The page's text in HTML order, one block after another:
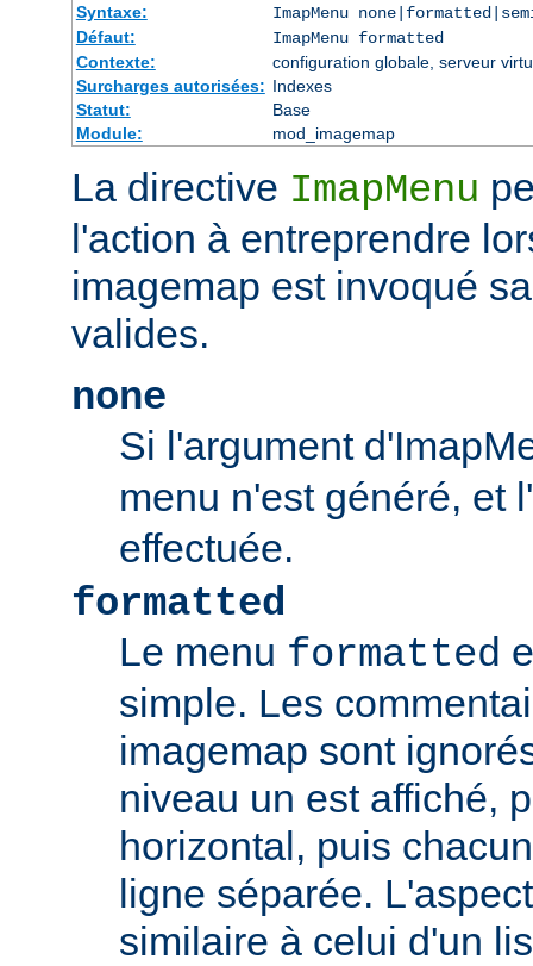
Syntaxe:
ImapMenu
Défaut:
ImapMenu formatted
Contexte:
configuration globale, serveur
Surcharges autorisées: Indexes
Statut:
Base
Module:
mod_imagemap
La directive ImapMenu
l'action à entreprendre
imagemap est invoqué
valides.
none
Si l'argument
menu n'est généré, et
effectuée.
formatted
Le menu formatted
simple. Les
imagemap sont
niveau un est affiché,
horizontal, puis
ligne séparée.
similaire à celui d'un